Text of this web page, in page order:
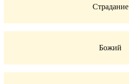
Страдание
Божий